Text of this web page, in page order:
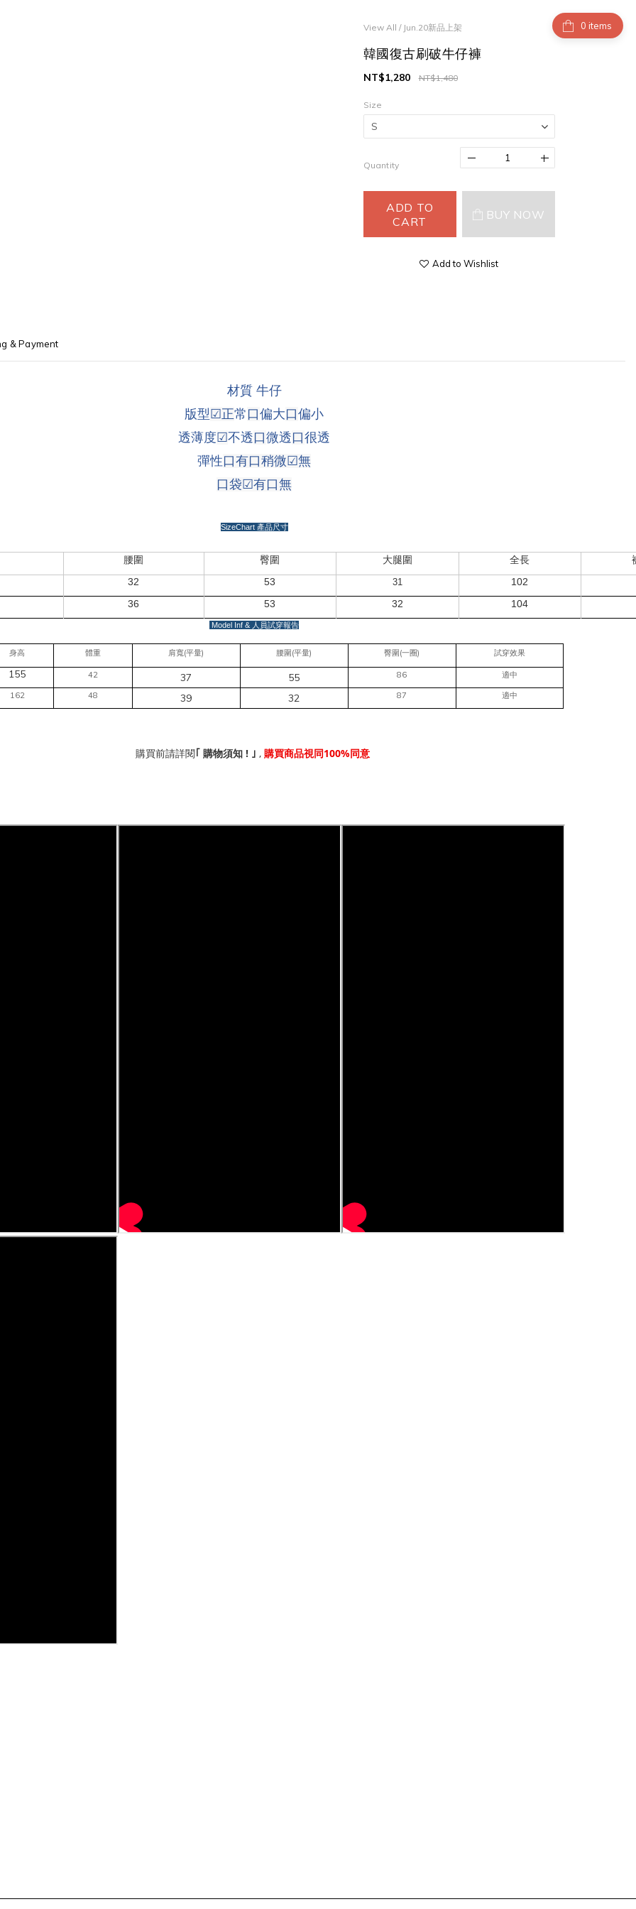
items
View All / Jun.20新品上架
韓國復古刷破牛仔褲
NT$1,480
NT$1,280
Size
Quantity
ADD TO
CART
BUY NOW
Add to Wishlist
& Payment
材質 牛仔
版型 ☑正常 口偏大口偏小
透薄度☑不透口微透口很透
彈性口有口稍微☑無
口袋☑有口無
SizeChart 產品尺寸
腰圍 臀圍 大腿圍 全長
32 53 31
102
36 53 32 104
Model Inf & 人員試穿報告
身高 體重 肩寬(平量) 腰圍(平量) 臀圍(一圈) 試穿效果
155 42 37 55 86 適中
162 48 39 32 87 適中
購買前請詳閱 ｢ 購物須知 ! ｣ ,購買商品視同 100% 同意